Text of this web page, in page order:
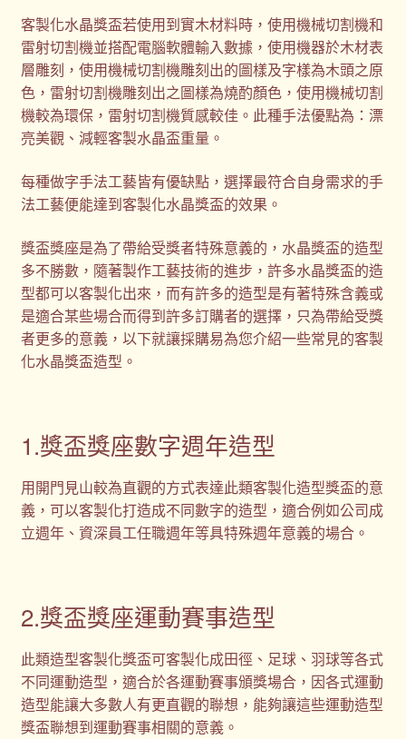
客製化水晶獎盃若使用到實木材料時，使用機械切割機和
雷射切割機並搭配電腦軟體輸入數據，使用機器於木材表
層雕刻，使用機械切割機雕刻出的圖樣及字樣為木頭之原
色，雷射切割機雕刻出之圖樣為燒酌顏色，使用機械切割
機較為環保，雷射切割機質感較佳。此種手法優點為：漂
亮美觀、減輕客製水晶盃重量。
每種做字手法工藝皆有優缺點，選擇最符合自身需求的手
法工藝便能達到客製化水晶獎盃的效果。
獎盃獎座是為了帶給受獎者特殊意義的，水晶獎盃的造型
多不勝數，隨著製作工藝技術的進步，許多水晶獎盃的造
型都可以客製化出來，而有許多的造型是有著特殊含義或
是適合某些場合而得到許多訂購者的選擇，只為帶給受獎
者更多的意義，以下就讓採購易為您介紹一些常見的客製
化水晶獎盃造型。
1.獎盃獎座數字週年造型
用開門見山較為直觀的方式表達此類客製化造型獎盃的意
義，可以客製化打造成不同數字的造型，適合例如公司成
立週年、資深員工任職週年等具特殊週年意義的場合。
2.獎盃獎座運動賽事造型
此類造型客製化獎盃可客製化成田徑、足球、羽球等各式
不同運動造型，適合於各運動賽事頒獎場合，因各式運動
造型能讓大多數人有更直觀的聯想，能夠讓這些運動造型
獎盃聯想到運動賽事相關的意義。